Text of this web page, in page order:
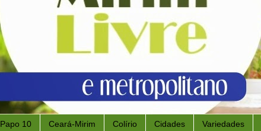
Papo 10 Ceará-Mirim Colírio Cidades Variedades